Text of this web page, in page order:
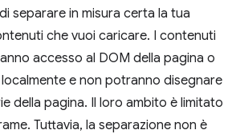
separare in misura certa la tua
che vuoi caricare. I contenuti
accesso al DOM della pagina o
e non potranno disegnare
della pagina. Il loro ambito è limitato
Tuttavia, la separazione non è